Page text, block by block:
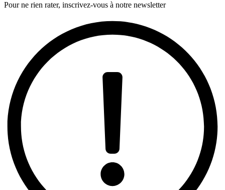
Pour ne rien rater, inscrivez-vous à notre newsletter